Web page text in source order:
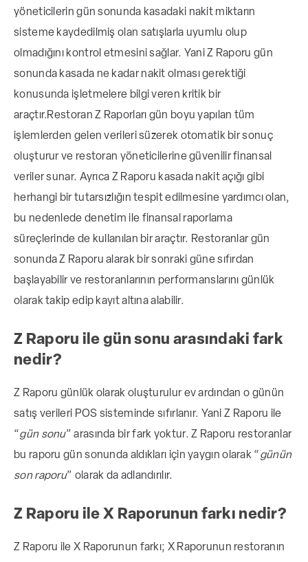
yöneticilerin gün sonunda kasadaki nakit miktarın
sisteme kaydedilmiş olan satışlarla uyumlu olup
olmadığını kontrol etmesini sağlar. Yani Z Raporu gün
sonunda kasada ne kadar nakit olması gerektiği
konusunda işletmelere bilgi veren kritik bir
araçtır.Restoran Z Raporları gün boyu yapılan tüm
işlemlerden gelen verileri süzerek otomatik bir sonuç
oluşturur ve restoran yöneticilerine güvenilir finansal
veriler sunar. Ayrıca Z Raporu kasada nakit açığı gibi
herhangi bir tutarsızlığın tespit edilmesine yardımcı olan,
bu nedenlede denetim ile finansal raporlama
süreçlerinde de kullanılan bir araçtır. Restoranlar gün
sonunda Z Raporu alarak bir sonraki güne sıfırdan
başlayabilir ve restoranlarının performanslarını günlük
olarak takip edip kayıt altına alabilir.
Z Raporu ile gün sonu arasındaki fark
nedir?
Z Raporu günlük olarak oluşturulur ev ardından o günün
satış verileri POS sisteminde sıfırlanır. Yani Z Raporu ile
“gün sonu” arasında bir fark yoktur. Z Raporu restoranlar
bu raporu gün sonunda aldıkları için yaygın olarak “ günün
son raporu” olarak da adlandırılır.
Z Raporu ile X Raporunun farkı nedir?
Z Raporu ile X Raporunun farkı; X Raporunun restoranın